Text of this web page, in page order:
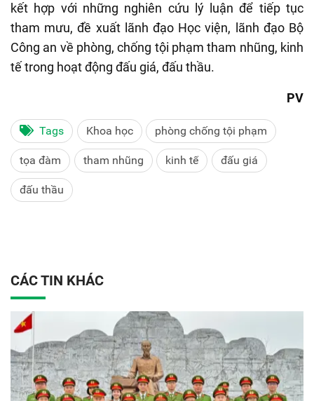
kết hợp với những nghiên cứu lý luận để tiếp tục
tham mưu, đề xuất lãnh đạo Học viện, lãnh đạo Bộ
Công an về phòng, chống tội phạm tham nhũng, kinh
tế trong hoạt động đấu giá, đấu thầu.
PV
Tags Khoa học phòng chống tội phạm
tọa đàm tham nhũng kinh tế đấu giá
đấu thầu
CÁC TIN KHÁC